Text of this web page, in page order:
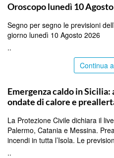
Oroscopo lunedì 10
Segno per segno le previsioni
giorno lunedì 10 Agosto 2026
..
Continua
Emergenza caldo in
ondate di calore e
La Protezione Civile dichiara il
Palermo, Catania e Messina.
incendi in tutta l’Isola. Le
..